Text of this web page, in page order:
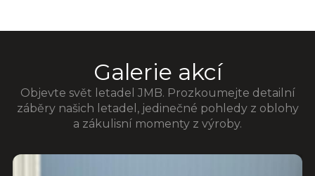
Galerie akcí
Objevte svět letadel JMB. Prozkoumejte detailní
záběry našich letadel, jedinečné pohledy z oblohy
a zákulisní momenty z výroby.